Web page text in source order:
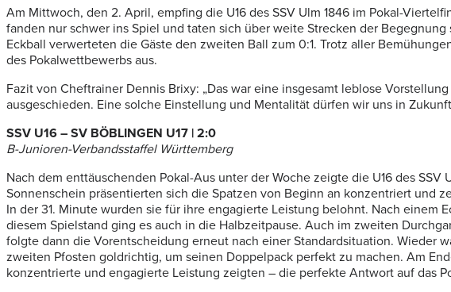
Am Mittwoch, den 2. April, empfing die U16 des SSV Ulm 1846 im Pokal-
fanden nur schwer ins Spiel und taten sich über weite Strecken der
Eckball verwerteten die Gäste den zweiten Ball zum 0:1. Trotz aller
des Pokalwettbewerbs aus.
Fazit von Cheftrainer Dennis Brixy: „Das war eine insgesamt leblose
ausgeschieden. Eine solche Einstellung und Mentalität dürfen wir uns in
SSV U16 – SV BÖBLINGEN U17 | 2:0
B-Junioren-Verbandsstaffel Württemberg
Nach dem enttäuschenden Pokal-Aus unter der Woche zeigte die U16 des
Sonnenschein präsentierten sich die Spatzen von Beginn an konzentriert und
In der 31. Minute wurden sie für ihre engagierte Leistung belohnt. Nach einem
diesem Spielstand ging es auch in die Halbzeitpause. Auch im zweiten
folgte dann die Vorentscheidung erneut nach einer Standardsituation. Wieder
zweiten Pfosten goldrichtig, um seinen Doppelpack perfekt zu machen. Am
konzentrierte und engagierte Leistung zeigten – die perfekte Antwort auf das